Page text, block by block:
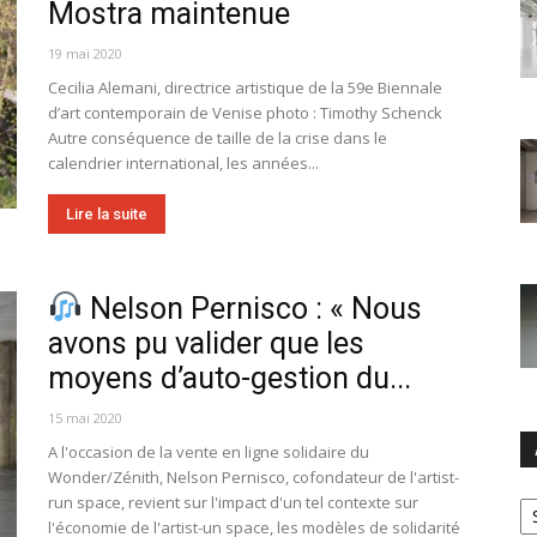
Mostra maintenue
19 mai 2020
Cecilia Alemani, directrice artistique de la 59e Biennale
d’art contemporain de Venise photo : Timothy Schenck
Autre conséquence de taille de la crise dans le
calendrier international, les années...
Lire la suite
Nelson Pernisco : « Nous
avons pu valider que les
moyens d’auto-gestion du...
15 mai 2020
A l'occasion de la vente en ligne solidaire du
Wonder/Zénith, Nelson Pernisco, cofondateur de l'artist-
run space, revient sur l'impact d'un tel contexte sur
l'économie de l'artist-un space, les modèles de solidarité